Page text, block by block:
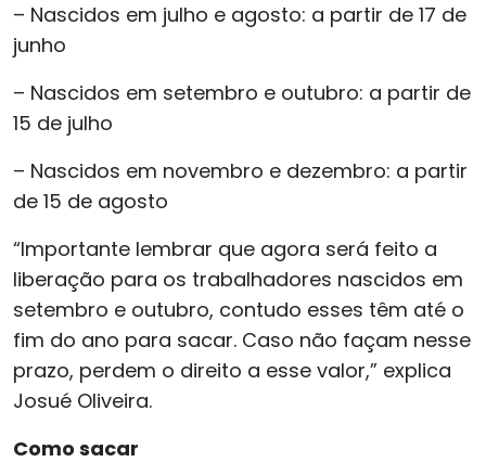
– Nascidos em julho e agosto: a partir de 17 de
junho
– Nascidos em setembro e outubro: a partir de
15 de julho
– Nascidos em novembro e dezembro: a partir
de 15 de agosto
“Importante lembrar que agora será feito a
liberação para os trabalhadores nascidos em
setembro e outubro, contudo esses têm até o
fim do ano para sacar. Caso não façam nesse
prazo, perdem o direito a esse valor,” explica
Josué Oliveira.
Como sacar